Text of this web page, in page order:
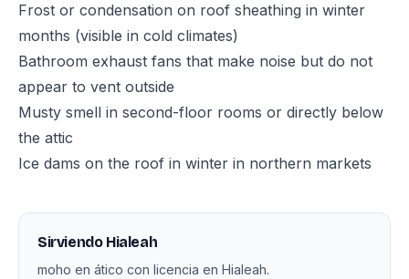
Frost or condensation on roof sheathing in winter
months (visible in cold climates)
Bathroom exhaust fans that make noise but do not
appear to vent outside
Musty smell in second-floor rooms or directly below
the attic
Ice dams on the roof in winter in northern markets
Sirviendo Hialeah
moho en ático con licencia en Hialeah.